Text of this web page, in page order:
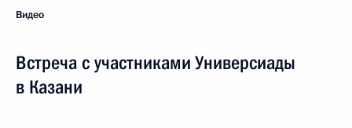
Видео
Встреча с участниками Универсиады
в Казани